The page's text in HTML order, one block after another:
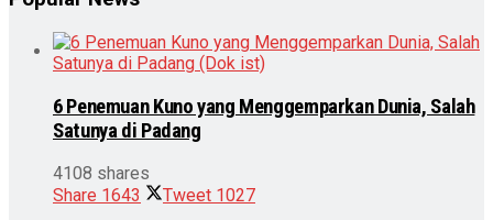
6 Penemuan Kuno yang Menggemparkan Dunia, Salah
Satunya di Padang
4108 shares
Share 1643 Tweet 1027